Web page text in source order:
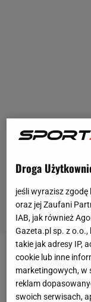
W zeszłym
Klubowe
W turnieju
Droga
jeśli wyrazisz zgodę
oraz jej Zaufani
IAB, jak również
Gazeta.pl sp. z
takie jak adresy IP,
cookie lub inne
marketingowych, w
reklam
swoich serwisach,